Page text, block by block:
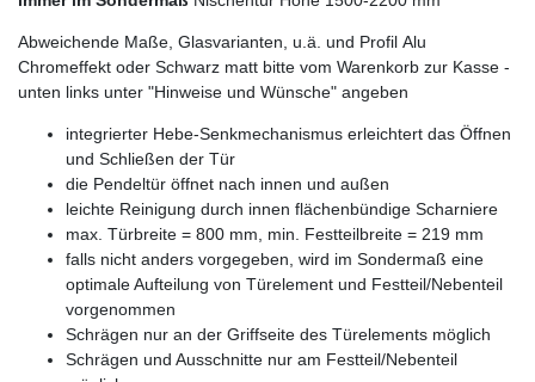
Abweichende Maße, Glasvarianten, u.ä. und Profil Alu
Chromeffekt oder Schwarz matt bitte vom Warenkorb zur Kasse -
unten links unter "Hinweise und Wünsche" angeben
integrierter Hebe-Senkmechanismus erleichtert das Öffnen
und Schließen der Tür
die Pendeltür öffnet nach innen und außen
leichte Reinigung durch innen flächenbündige Scharniere
max. Türbreite = 800 mm, min. Festteilbreite = 219 mm
falls nicht anders vorgegeben, wird im Sondermaß eine
optimale Aufteilung von Türelement und Festteil/Nebenteil
vorgenommen
Schrägen nur an der Griffseite des Türelements möglich
Schrägen und Ausschnitte nur am Festteil/Nebenteil